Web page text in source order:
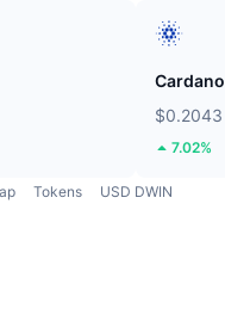
Cardano
$0.2043
7.02%
Tokens USD DWIN